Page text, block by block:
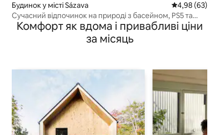
Будинок у місті Sázava Середня
4,98 (63)
Сучасний відпочинок на природі з басейном, PS5 та
гідромасажною ванною
Комфорт як вдома і привабливі ціни
за місяць